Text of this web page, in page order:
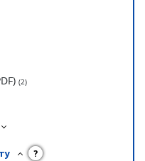
(2)
?